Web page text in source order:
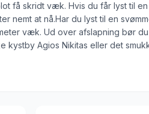
få skridt væk. Hvis du får lyst til
nemt at nå.Har du lyst til en
væk. Ud over afslapning bør du
kystby Agios Nikitas eller det